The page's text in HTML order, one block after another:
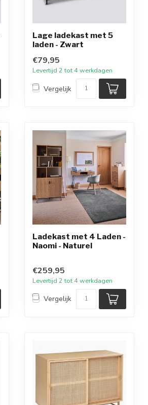
Lage ladekast met 5
laden - Zwart
€79,95
Levertijd 2 tot 4 werkdagen
Vergelijk
Ladekast met 4 Laden -
Naomi - Naturel
€259,95
Levertijd 2 tot 4 werkdagen
Vergelijk